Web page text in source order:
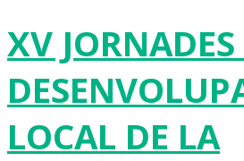
XV JORNADES
LOCAL DE LA